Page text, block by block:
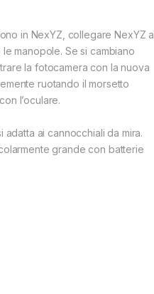
in NexYZ, collegare NexYZ a
manopole. Se si cambiano
la fotocamera con la nuova
ruotando il morsetto
l’oculare.
ai cannocchiali da mira.
grande con batterie